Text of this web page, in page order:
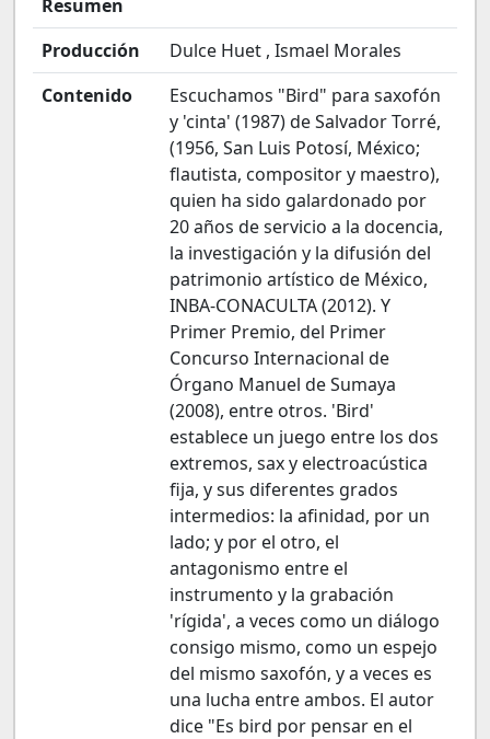
Resumen
Producción
Dulce Huet , Ismael Morales
Contenido
Escuchamos "Bird" para saxofón
y 'cinta' (1987) de Salvador Torré,
(1956, San Luis Potosí, México;
flautista, compositor y maestro),
quien ha sido galardonado por
20 años de servicio a la docencia,
la investigación y la difusión del
patrimonio artístico de México,
INBA-CONACULTA (2012). Y
Primer Premio, del Primer
Concurso Internacional de
Órgano Manuel de Sumaya
(2008), entre otros. 'Bird'
establece un juego entre los dos
extremos, sax y electroacústica
fija, y sus diferentes grados
intermedios: la afinidad, por un
lado; y por el otro, el
antagonismo entre el
instrumento y la grabación
'rígida', a veces como un diálogo
consigo mismo, como un espejo
del mismo saxofón, y a veces es
una lucha entre ambos. El autor
dice "Es bird por pensar en el